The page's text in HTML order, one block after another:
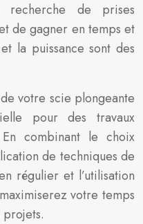
de prises
de gagner en temps et
la puissance sont des
votre scie plongeante
pour des travaux
combinant le choix
de techniques de
régulier et l’utilisation
votre temps